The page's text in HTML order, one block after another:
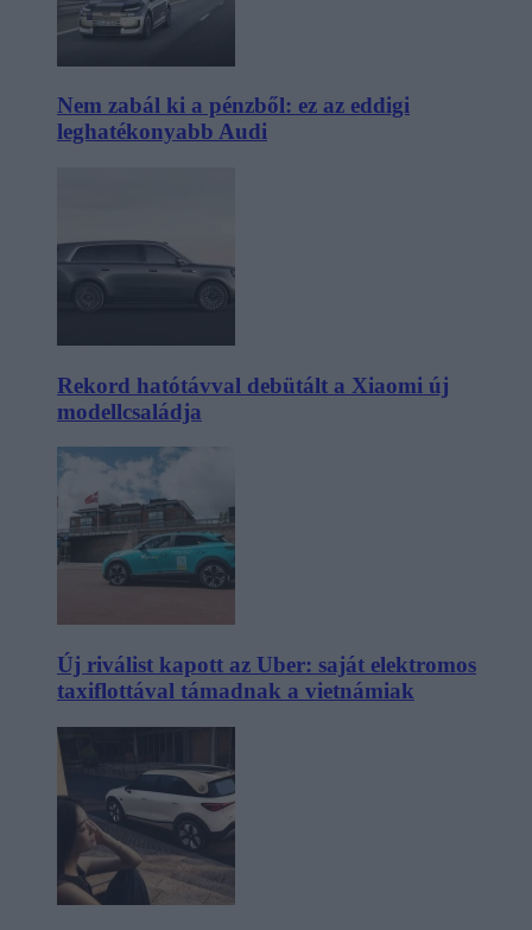
Nem zabál ki a pénzből: ez az eddigi
leghatékonyabb Audi
Rekord hatótávval debütált a Xiaomi új
modellcsaládja
Új riválist kapott az Uber: saját elektromos
taxiflottával támadnak a vietnámiak